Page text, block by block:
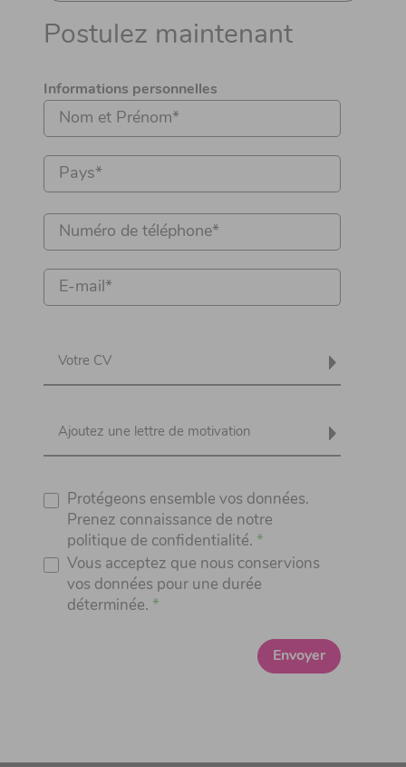
Postulez maintenant
Informations personnelles
Votre CV
Ajoutez une lettre de motivation
Protégeons ensemble vos données.
Prenez connaissance de notre
politique de confidentialité.
Vous acceptez que nous conservions
vos données pour une durée
déterminée.
Envoyer